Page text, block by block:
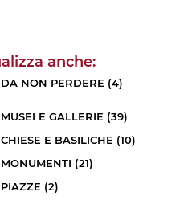
DA NON PERDERE (4)
MUSEI E GALLERIE (39)
CHIESE E BASILICHE (10)
MONUMENTI (21)
PIAZZE (2)